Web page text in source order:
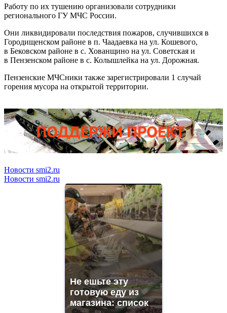
Работу по их тушению организовали сотрудники
регионального ГУ МЧС России.
Они ликвидировали последствия пожаров, случившихся в
Городищенском районе в п. Чаадаевка на ул. Кошевого,
в Бековском районе в с. Хованщино на ул. Советская и
в Пензенском районе в с. Колышлейка на ул. Дорожная.
Пензенские МЧСники также зарегистрировали 1 случай
горения мусора на открытой территории.
Новости smi2.ru
Новости smi2.ru
Не ешьте эту
готовую еду из
магазина: список